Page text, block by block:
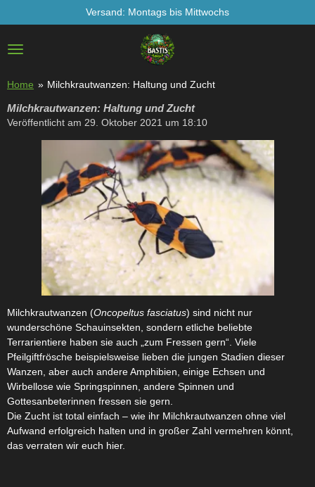
Hauptinhalt
springen
Versand: Montags bis Mittwochs
Home » Milchkrautwanzen: Haltung und Zucht
Milchkrautwanzen: Haltung und Zucht
Veröffentlicht am 29. Oktober 2021 um 18:10
Milchkrautwanzen (Oncopeltus fasciatus) sind nicht nur
wunderschöne Schauinsekten, sondern etliche beliebte
Terrarientiere haben sie auch „zum Fressen gern“. Viele
Pfeilgiftfrösche beispielsweise lieben die jungen Stadien dieser
Wanzen, aber auch andere Amphibien, einige Echsen und
Wirbellose wie Springspinnen, andere Spinnen und
Gottesanbeterinnen fressen sie gern.
Die Zucht ist total einfach – wie ihr Milchkrautwanzen ohne viel
Aufwand erfolgreich halten und in großer Zahl vermehren könnt,
das verraten wir euch hier.